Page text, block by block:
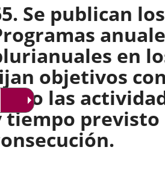
Se publican
en
objetivos
las
tiempo previsto